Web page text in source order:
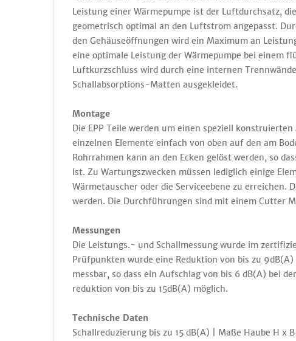
Leistung einer Wärmepumpe ist der Luftdurchsatz,
geometrisch optimal an den Luftstrom angepasst.
den Gehäuseöffnungen wird ein Maximum an
eine optimale Leistung der Wärmepumpe bei einem
Luftkurzschluss wird durch eine internen
Schallabsorptions-Matten ausgekleidet.
Montage
Die EPP Teile werden um einen speziell
einzelnen Elemente einfach von oben auf den am
Rohrrahmen kann an den Ecken gelöst werden, so
ist. Zu Wartungszwecken müssen lediglich einige
Wärmetauscher oder die Serviceebene zu erreichen.
werden. Die Durchführungen sind mit einem Cutter
Messungen
Die Leistungs.- und Schallmessung wurde im
Prüfpunkten wurde eine Reduktion von bis zu
messbar, so dass ein Aufschlag von bis 6 dB(A) bei
reduktion von bis zu 15dB(A) möglich.
Technische Daten
Schallreduzierung bis zu 15 dB(A) | Maße Haube H x